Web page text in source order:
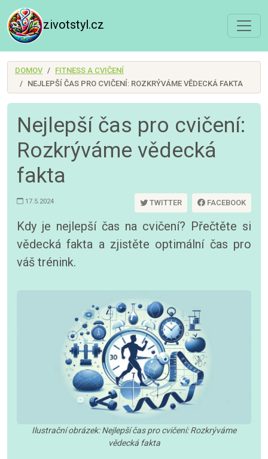
zivotstyl.cz
DOMOV
FITNESS A CVIČENÍ
NEJLEPŠÍ ČAS PRO CVIČENÍ: ROZKRÝVÁME VĚDECKÁ FAKTA
Nejlepší čas pro cvičení:
Rozkrýváme vědecká
fakta
17.5.2024 TWITTER FACEBOOK
Kdy je nejlepší čas na cvičení? Přečtěte si
vědecká fakta a zjistěte optimální čas pro
váš trénink.
Ilustrační obrázek: Nejlepší čas pro cvičení: Rozkrýváme
vědecká fakta